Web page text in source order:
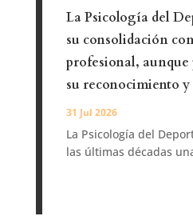
La Psicología del
su consolidación
profesional, aunque
su reconocimiento
31 Jul 2026
La Psicología del
las últimas décadas